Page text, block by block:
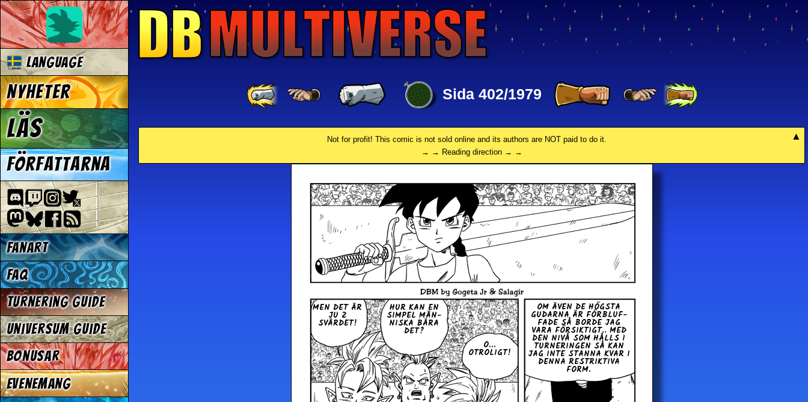
Sida 402/1979
Not for profit! This comic is not sold online and its authors are NOT paid to do it.
→ → Reading direction → →
MEN DET ÄR
JU Z
SVÄRDET!
HUR KAN EN
SIMPEL MÄN­
NI­SKA BÄRA
DET?
O...
OTRO­LIGT!
OM ÄVEN DE HÖGSTA
GUDARNA ÄR FÖR­BLUF­
FA­DE SÅ BORDE JAG
VARA FÖR­SIK­TIGT.. MED
DEN NIVÅ SOM HÅLLS I
TUR­NE­RING­EN SÅ KAN
JAG INTE STANNA KVAR I
DENNA RE­STRIK­TI­VA
FORM.
Language
Nyheter
Läs
Författarna
Fanart
FAQ
Turnering Guide
Universum Guide
Bonusar
Evenemang